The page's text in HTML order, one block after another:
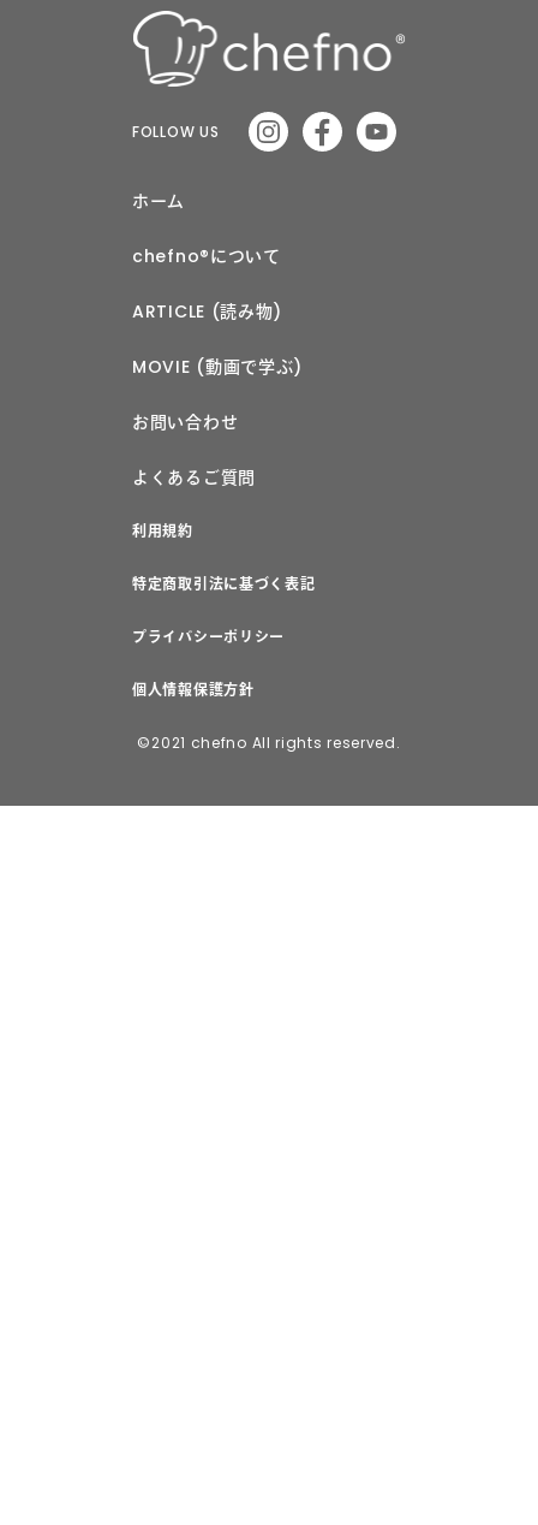
FOLLOW US
ホーム
chefno®︎について
ARTICLE (読み物)
MOVIE (動画で学ぶ)
お問い合わせ
よくあるご質問
利用規約
特定商取引法に基づく表記
プライバシーポリシー
個人情報保護方針
©2021 chefno All rights reserved.